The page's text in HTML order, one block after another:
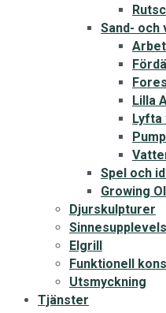
Sand- och
Lilla
Lyfta
Spel och
Growing
Djurskulpturer
Elgrill
Funktionell
Utsmyckning
Tjänster